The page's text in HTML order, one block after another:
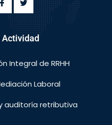
Integral de RRHH
Laboral
auditoría retributiva